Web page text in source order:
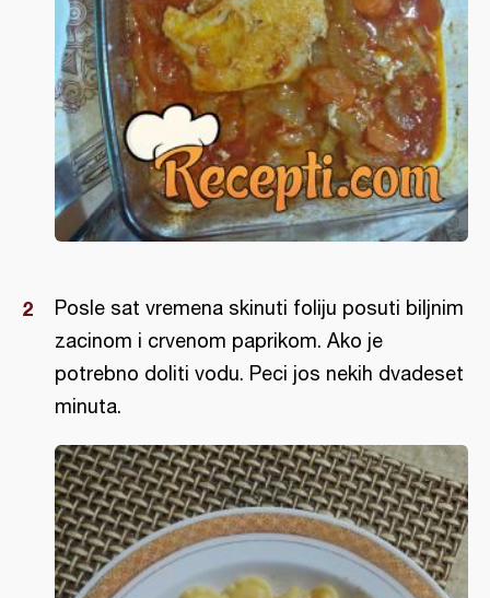
Posle sat vremena skinuti foliju posuti biljnim
zacinom i crvenom paprikom. Ako je
potrebno doliti vodu. Peci jos nekih dvadeset
minuta.